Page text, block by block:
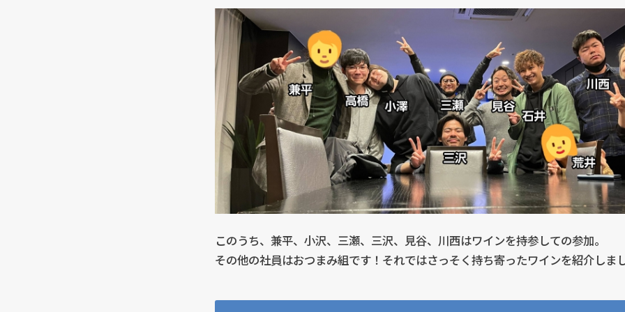
このうち、兼平、小沢、三瀬、三沢、見谷、川西はワインを持参しての参加。
その他の社員はおつまみ組です！それではさっそく持ち寄ったワインを紹介しま